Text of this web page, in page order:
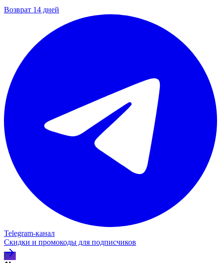
Возврат 14 дней
Telegram‑канал
Скидки и промокоды для подписчиков